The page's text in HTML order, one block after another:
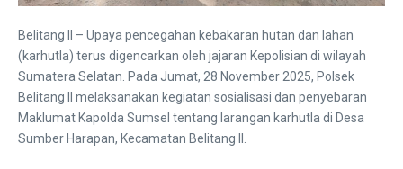
Belitang II – Upaya pencegahan kebakaran hutan dan lahan
(karhutla) terus digencarkan oleh jajaran Kepolisian di wilayah
Sumatera Selatan. Pada Jumat, 28 November 2025, Polsek
Belitang II melaksanakan kegiatan sosialisasi dan penyebaran
Maklumat Kapolda Sumsel tentang larangan karhutla di Desa
Sumber Harapan, Kecamatan Belitang II.